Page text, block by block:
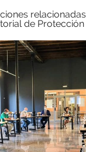
de Protección